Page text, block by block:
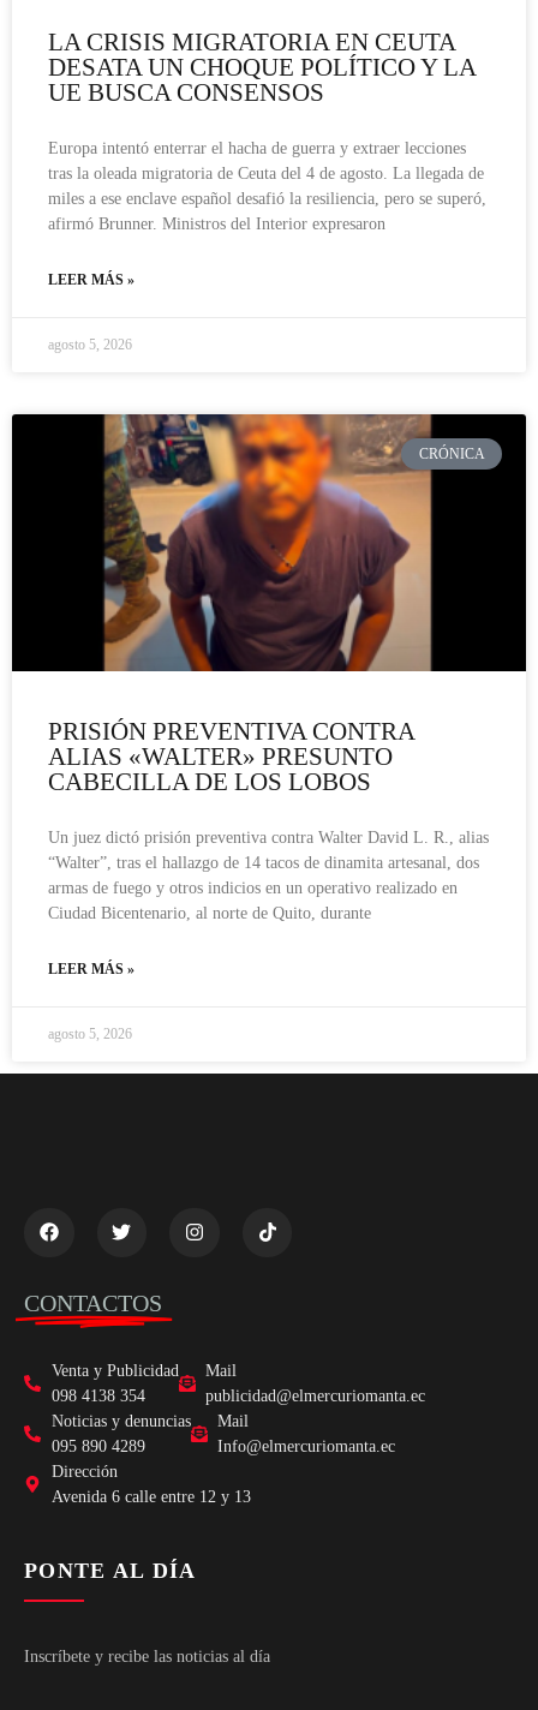
LA CRISIS MIGRATORIA EN CEUTA
DESATA UN CHOQUE POLÍTICO Y LA
UE BUSCA CONSENSOS
Europa intentó enterrar el hacha de guerra y extraer lecciones
tras la oleada migratoria de Ceuta del 4 de agosto. La llegada de
miles a ese enclave español desafió la resiliencia, pero se superó,
afirmó Brunner. Ministros del Interior expresaron
LEER MÁS »
agosto 5, 2026
CRÓNICA
PRISIÓN PREVENTIVA CONTRA
ALIAS «WALTER» PRESUNTO
CABECILLA DE LOS LOBOS
Un juez dictó prisión preventiva contra Walter David L. R., alias
“Walter”, tras el hallazgo de 14 tacos de dinamita artesanal, dos
armas de fuego y otros indicios en un operativo realizado en
Ciudad Bicentenario, al norte de Quito, durante
LEER MÁS »
agosto 5, 2026
CONTACTOS
Venta y Publicidad
098 4138 354
Mail
publicidad@elmercuriomanta.ec
Noticias y denuncias
095 890 4289
Mail
Info@elmercuriomanta.ec
Dirección
Avenida 6 calle entre 12 y 13
PONTE AL DÍA
Inscríbete y recibe las noticias al día